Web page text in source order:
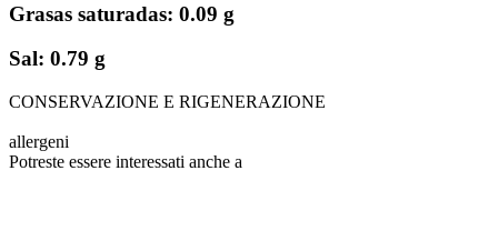
Grasas saturadas: 0.09 g
Sal: 0.79 g
CONSERVAZIONE E RIGENERAZIONE
allergeni
Potreste essere interessati anche a